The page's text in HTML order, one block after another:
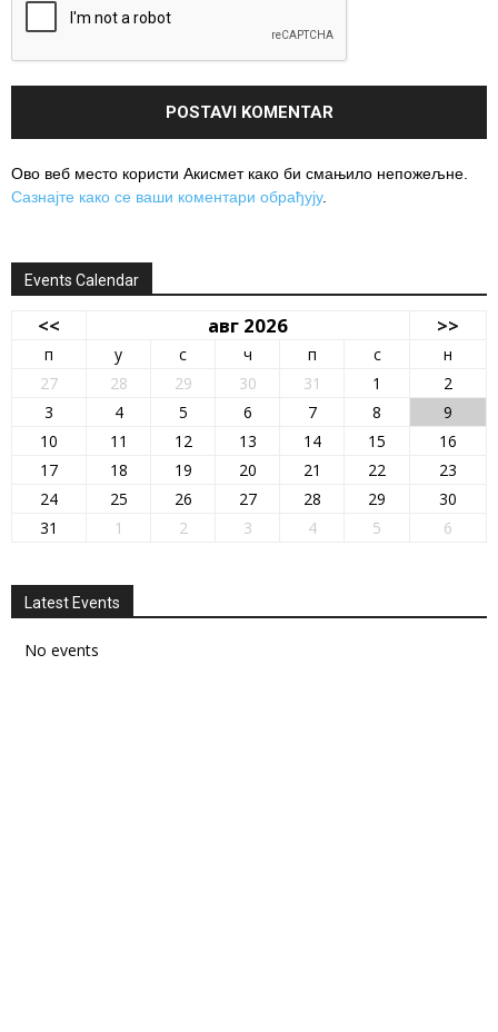
Ово веб место користи Акисмет како би смањило непожељне.
Сазнајте како се ваши коментари обрађују.
Events Calendar
<< авг 2026 >>
п у с ч п с
н
27
28 29 30 31 1
2
3
4 5 6 7 8
9
10
11 12 13 14 15
16
17
18 19 20 21 22
23
24
25 26 27 28 29
30
31
1 2 3 4 5 6
Latest Events
No events